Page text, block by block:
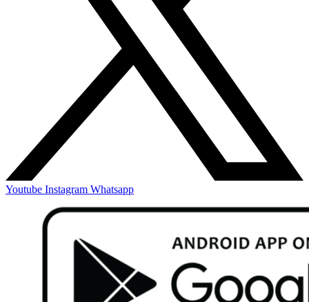
Youtube Instagram Whatsapp